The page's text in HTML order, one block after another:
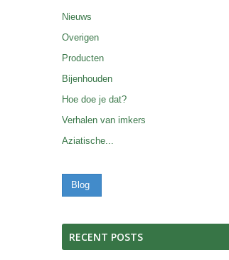
Nieuws
Overigen
Producten
Bijenhouden
Hoe doe je dat?
Verhalen van imkers
Aziatische...
Blog
RECENT POSTS